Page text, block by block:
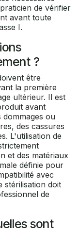
de vérifier
avant toute
I.
?
être
la première
ultérieur. Il est
avant
ou
des cassures
L'utilisation de
et des matériaux
définie pour
avec
stérilisation doit
de
sont